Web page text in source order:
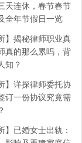
天连休，春节春节
全年节假日一览
】揭秘律师职业真
真的那么累吗，背
知？
】详探律师委托协
订一份协议究竟需
】已婚女士出轨：